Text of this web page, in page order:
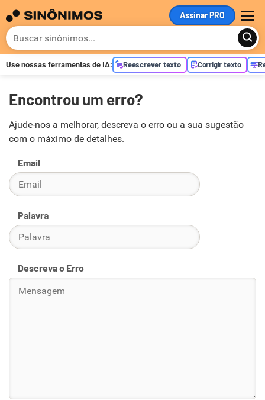
Assinar PRO
Use nossas ferramentas de IA: Reescrever texto Corrigir texto
Encontrou um erro?
Ajude-nos a melhorar, descreva o erro ou a sua sugestão
com o máximo de detalhes.
Email
Palavra
Descreva o Erro